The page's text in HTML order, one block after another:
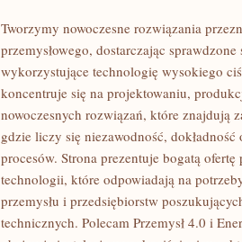
Tworzymy nowoczesne rozwiązania
przemysłowego, dostarczając
wykorzystujące technologię wysokiego
koncentruje się na projektowaniu,
nowoczesnych rozwiązań, które znajdują
gdzie liczy się niezawodność,
procesów. Strona prezentuje bogatą ofertę
technologii, które odpowiadają na
przemysłu i przedsiębiorstw
technicznych. Polecam Przemysł 4.0 i